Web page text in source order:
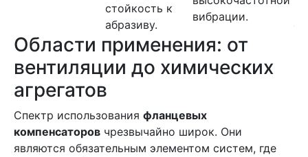
стойкость к
абразиву.
вибрации.
Области применения: от
вентиляции до химических
агрегатов
Спектр использования фланцевых
компенсаторов чрезвычайно широк. Они
являются обязательным элементом систем, где